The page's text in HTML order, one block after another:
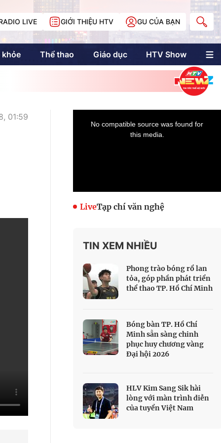
LIVE GIỚI THIỆU HTV GU CỦA BẠN
khỏe Thể thao Giáo dục HTV Show
Multimedia
Multiform
Doanh nhân Sài
Gòn
01:59
LiveTạp chí văn nghệ
TIN XEM NHIỀU
Phong trào bóng rổ lan
tỏa, góp phần phát triển
thể thao TP. Hồ Chí Minh
Bóng bàn TP. Hồ Chí
Minh sẵn sàng chinh
phục huy chương vàng
Đại hội 2026
HLV Kim Sang Sik hài
lòng với màn trình diễn
của tuyển Việt Nam